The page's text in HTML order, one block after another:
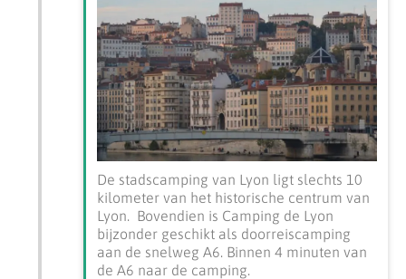
De stadscamping van Lyon ligt slechts 10
kilometer van het historische centrum van
Lyon. Bovendien is Camping de Lyon
bijzonder geschikt als doorreiscamping
aan de snelweg A6. Binnen 4 minuten van
de A6 naar de camping.